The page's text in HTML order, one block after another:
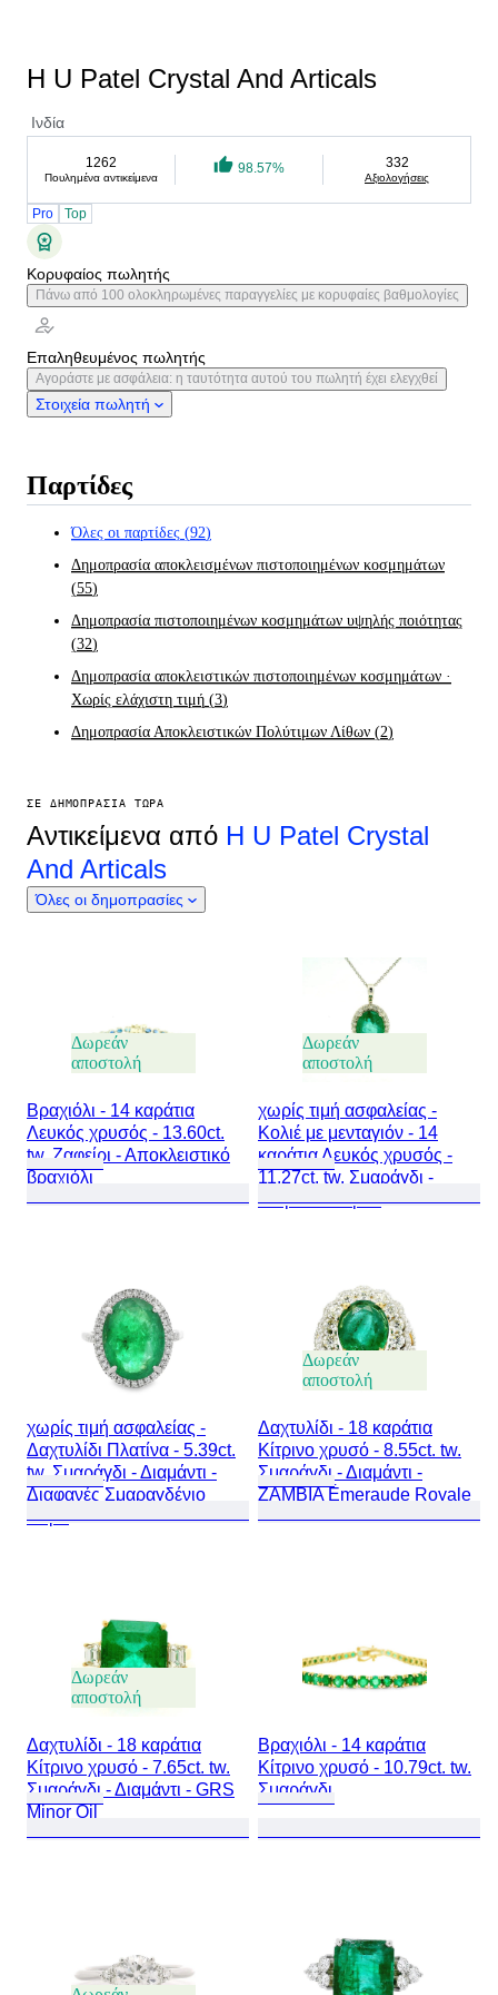
H U Patel Crystal And Articals
Ινδία
1262
Πουλημένα αντικείμενα
98.57% 332
Αξιολογήσεις
Pro Top
Κορυφαίος πωλητής
Πάνω από 100 ολοκληρωμένες παραγγελίες με κορυφαίες βαθμολογίες
Επαληθευμένος πωλητής
Αγοράστε με ασφάλεια: η ταυτότητα αυτού του πωλητή έχει ελεγχθεί
Στοιχεία πωλητή
Παρτίδες
Όλες οι παρτίδες (92)
Δημοπρασία αποκλεισμένων πιστοποιημένων κοσμημάτων
(55)
Δημοπρασία πιστοποιημένων κοσμημάτων υψηλής ποιότητας
(32)
Δημοπρασία αποκλειστικών πιστοποιημένων κοσμημάτων ·
Χωρίς ελάχιστη τιμή (3)
Δημοπρασία Αποκλειστικών Πολύτιμων Λίθων (2)
ΣΕ ΔΗΜΟΠΡΑΣΊΑ ΤΏΡΑ
Αντικείμενα από H U Patel Crystal
And Articals
Όλες οι δημοπρασίες
Δωρεάν
αποστολή
Βραχιόλι - 14 καράτια
Λευκός χρυσός - 13.60ct.
tw. Ζαφείρι - Αποκλειστικό
βραχιόλι
Δωρεάν
αποστολή
χωρίς τιμή ασφαλείας -
Κολιέ με μενταγιόν - 14
καράτια Λευκός χρυσός -
11.27ct. tw. Σμαράγδι -
Διαμάντι - Οβάλ
χωρίς τιμή ασφαλείας -
Δαχτυλίδι Πλατίνα - 5.39ct.
tw. Σμαράγδι - Διαμάντι -
Διαφανές Σμαραγδένιο
Αύρα
Δωρεάν
αποστολή
Δαχτυλίδι - 18 καράτια
Κίτρινο χρυσό - 8.55ct. tw.
Σμαράγδι - Διαμάντι -
ZAMBIA Émeraude Royale
Δωρεάν
αποστολή
Δαχτυλίδι - 18 καράτια
Κίτρινο χρυσό - 7.65ct. tw.
Σμαράγδι - Διαμάντι - GRS
Minor Oil
Βραχιόλι - 14 καράτια
Κίτρινο χρυσό - 10.79ct. tw.
Σμαράγδι